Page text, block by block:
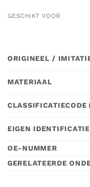
GESCHIKT VOOR
ORIGINEEL /
MATERIAAL
CLASSIFICATIECODE
EIGEN
OE-NUMMER
GERELATEERDE